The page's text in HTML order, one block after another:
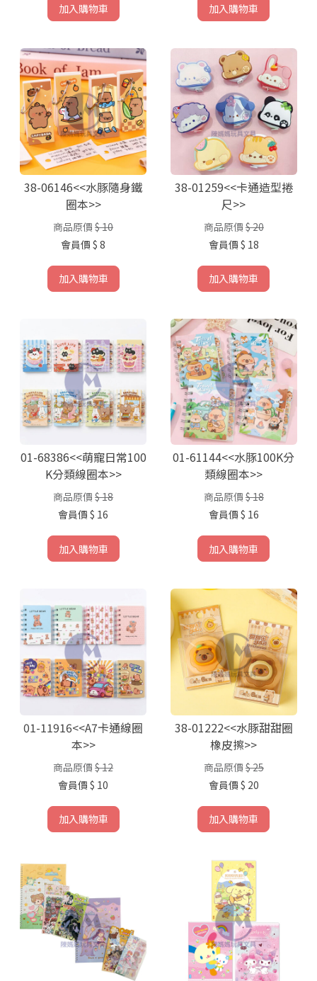
加入購物車 加入購物車
38-06146<<水豚隨身鐵
圈本>>
商品原價 $ 10
會員價 $ 8
加入購物車
38-01259<<卡通造型捲
尺>>
商品原價 $ 20
會員價 $ 18
加入購物車
01-68386<<萌寵日常100
K分類線圈本>>
商品原價 $ 18
會員價 $ 16
加入購物車
01-61144<<水豚100K分
類線圈本>>
商品原價 $ 18
會員價 $ 16
加入購物車
01-11916<<A7卡通線圈
本>>
商品原價 $ 12
會員價 $ 10
加入購物車
38-01222<<水豚甜甜圈
橡皮擦>>
商品原價 $ 25
會員價 $ 20
加入購物車